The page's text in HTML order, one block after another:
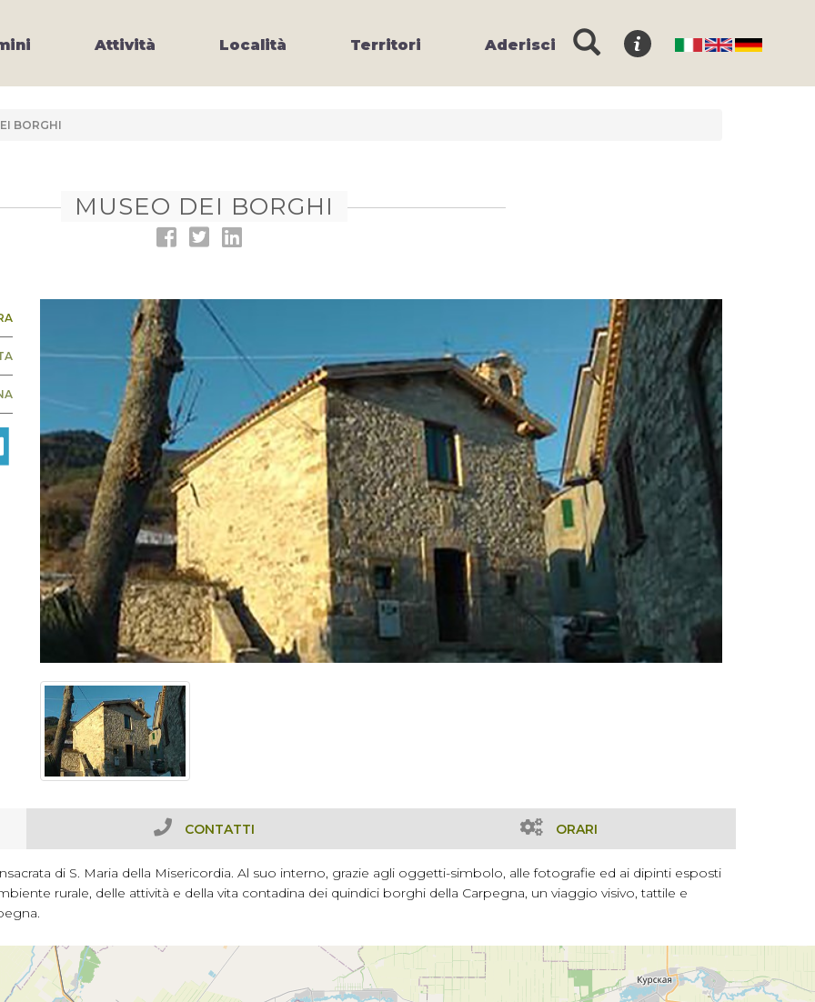
Attività Località Territori Aderisci
BORGHI
MUSEO DEI BORGHI
CONTATTI ORARI
di S. Maria della Misericordia. Al suo interno, grazie agli oggetti-simbolo, alle fotografie ed ai dipinti esposti
rurale, delle attività e della vita contadina dei quindici borghi della Carpegna, un viaggio visivo, tattile e